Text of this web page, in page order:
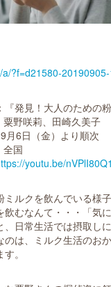
?f=d21580-
発見！大人のための
咲莉、田崎久美子
月6日（金）より順次
国
youtu.be/
ミルクを飲んでいる様
飲むなんて・・・「気
、日常生活では摂取し
のは、ミルク生活のお
。